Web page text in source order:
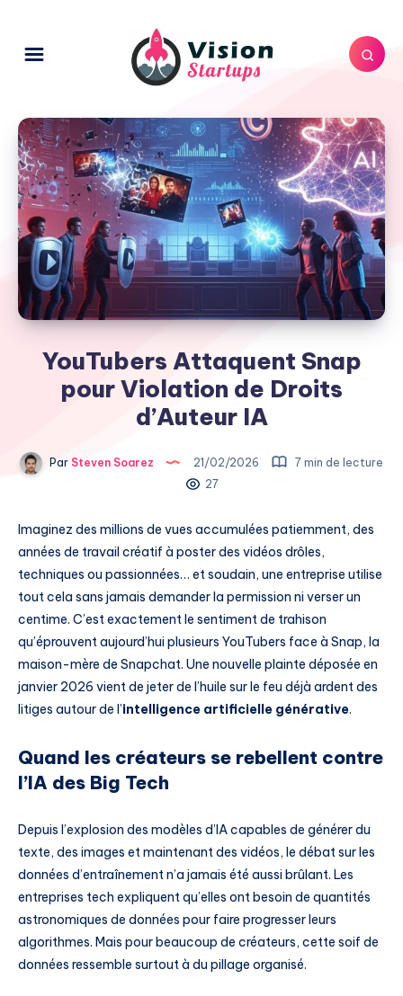
YouTubers Attaquent Snap
pour Violation de Droits
d’Auteur IA
Par Steven Soarez 21/02/2026
7 min de lecture
27
Imaginez des millions de vues accumulées patiemment, des
années de travail créatif à poster des vidéos drôles,
techniques ou passionnées… et soudain, une entreprise utilise
tout cela sans jamais demander la permission ni verser un
centime. C’est exactement le sentiment de trahison
qu’éprouvent aujourd’hui plusieurs YouTubers face à Snap, la
maison-mère de Snapchat. Une nouvelle plainte déposée en
janvier 2026 vient de jeter de l’huile sur le feu déjà ardent des
litiges autour de l’intelligence artificielle générative.
Quand les créateurs se rebellent contre
l’IA des Big Tech
Depuis l’explosion des modèles d’IA capables de générer du
texte, des images et maintenant des vidéos, le débat sur les
données d’entraînement n’a jamais été aussi brûlant. Les
entreprises tech expliquent qu’elles ont besoin de quantités
astronomiques de données pour faire progresser leurs
algorithmes. Mais pour beaucoup de créateurs, cette soif de
données ressemble surtout à du pillage organisé.